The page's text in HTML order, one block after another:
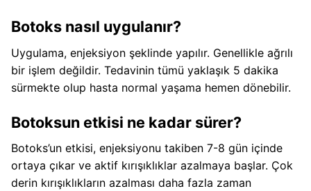
Botoks nasıl uygulanır?
Uygulama, enjeksiyon şeklinde yapılır. Genellikle ağrılı
bir işlem değildir. Tedavinin tümü yaklaşık 5 dakika
sürmekte olup hasta normal yaşama hemen dönebilir.
Botoksun etkisi ne kadar sürer?
Botoks’un etkisi, enjeksiyonu takiben 7-8 gün içinde
ortaya çıkar ve aktif kırışıklıklar azalmaya başlar. Çok
derin kırışıklıkların azalması daha fazla zaman